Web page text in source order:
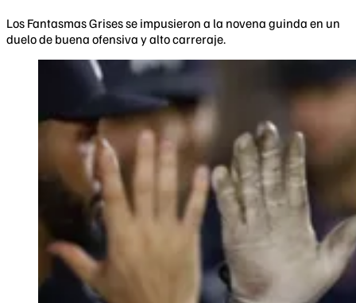
Los Fantasmas Grises se impusieron a la novena guinda en un
duelo de buena ofensiva y alto carreraje.